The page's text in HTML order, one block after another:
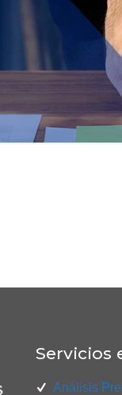
Servicios
Análisis